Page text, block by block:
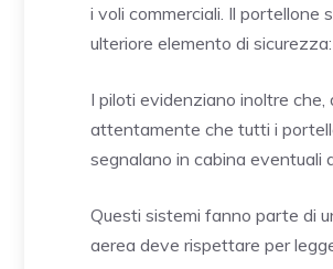
i voli commerciali. Il portellone
ulteriore elemento di
I piloti evidenziano inoltre
attentamente che tutti i
segnalano in cabina eventuali
Questi sistemi fanno parte di
aerea deve rispettare per